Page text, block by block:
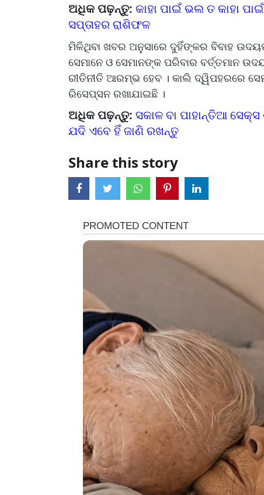
ଅଧିକ ପଢ଼ନ୍ତୁ: କାହା ପାଇଁ ଭଲ ତ କାହା
ସପ୍ତାହର ରାଶିଫଳ
ମିଳିଥିବା ଖବର ଅନୁସାରେ ଦୁହିଁଙ୍କର ବିବାହ
ସେମାନେ ଓ ସେମାନଙ୍କ ପରିବାର ବର୍ତ୍ତମାନ
ରୀତିନୀତି ଆରମ୍ଭ ହେବ । କାଲି ଦ୍ୱିପହରରେ
ରିସେପ୍ସନ ରଖାଯାଇଛି ।
ଅଧିକ ପଢ଼ନ୍ତୁ: ସକାଳ ବା ପାହାନ୍ତିଆ
ଯଦି ଏବେ ହିଁ ଜାଣି ରଖନ୍ତୁ
Share this story